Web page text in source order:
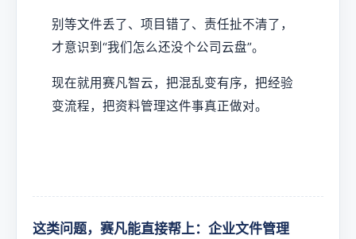
别等文件丢了、项目错了、责任扯不清了，
才意识到“我们怎么还没个公司云盘”。
现在就用赛凡智云，把混乱变有序，把经验
变流程，把资料管理这件事真正做对。
这类问题，赛凡能直接帮上：企业文件管理